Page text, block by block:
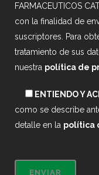
FARMACEUTICOS
con la finalidad de
suscriptores. Para
tratamiento de sus
nuestra política de
ENTIENDO Y
como se describe
detalle en la política